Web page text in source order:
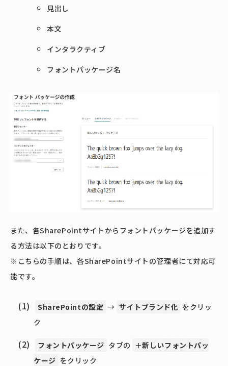
見出し
本文
インタラクティブ
フォントパッケージ名
また、各SharePointサイトからフォントパッケージを追加す
る方法は以下のとおりです。
※こちらの手順は、各SharePointサイトの管理者にて対応可
能です。
SharePointの設定 → サイトブランド化 をクリッ
ク
フォントパッケージ タブの ＋新しいフォントパッ
ケージ をクリック